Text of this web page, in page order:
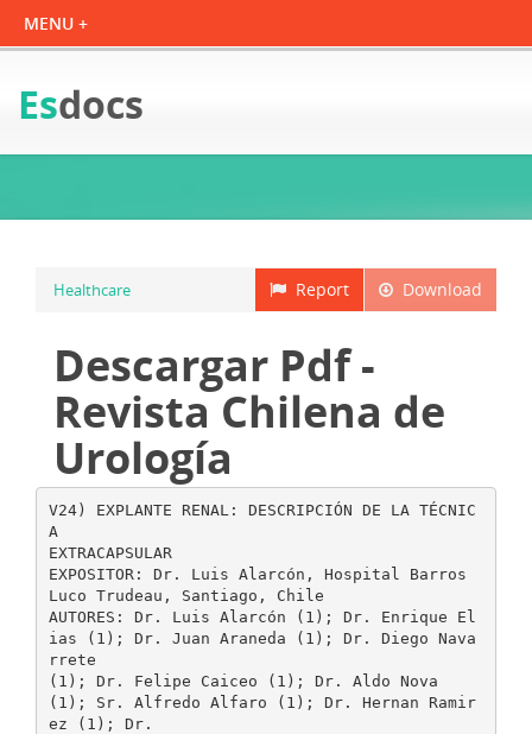
Esdocs
Download
Report
Healthcare
Descargar Pdf -
Revista Chilena de
Urología
V24) EXPLANTE RENAL: DESCRIPCIÓN DE LA TÉCNIC
A
EXTRACAPSULAR
EXPOSITOR: Dr. Luis Alarcón, Hospital Barros
Luco Trudeau, Santiago, Chile
AUTORES: Dr. Luis Alarcón (1); Dr. Enrique El
ias (1); Dr. Juan Araneda (1); Dr. Diego Nava
rrete
(1); Dr. Felipe Caiceo (1); Dr. Aldo Nova
(1); Sr. Alfredo Alfaro (1); Dr. Hernan Ramir
ez (1); Dr.